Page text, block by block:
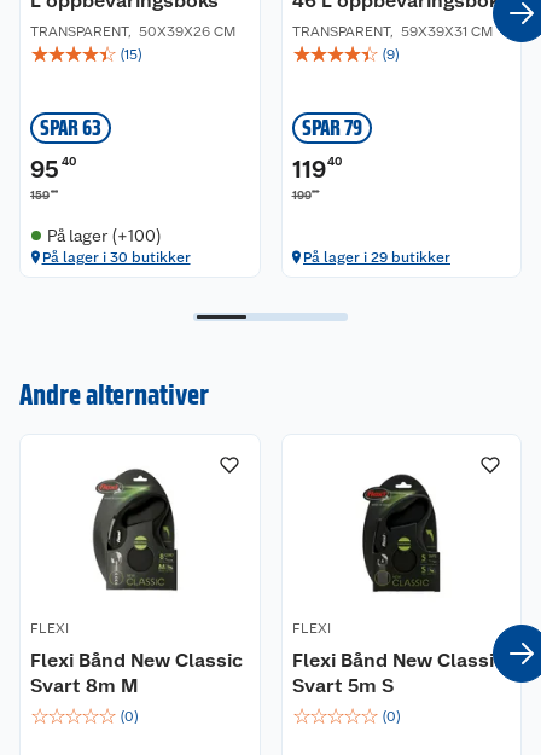
TRANSPARENT, 50X39X26 CM
☆☆☆☆☆ (15)
SPAR 63
95 40
15900
På lager (+100)
På lager i 30 butikker
TRANSPARENT, 59X39X31 CM
☆☆☆☆☆ (9)
SPAR 79
11940
19900
På lager i 29 butikker
Andre alternativer
FLEXI
Flexi Bånd New Classic
Svart 8m M
☆☆☆☆☆ (0)
FLEXI
Flexi Bånd New Classic
Svart 5m S
☆☆☆☆☆ (0)
Om oss
Våre butikker
Våre merkevarer
Coop kjeder
Ledige stillinger
Kontakt oss
Reklamasjon og garanti
Ofte stilte spørsmål
Betalingsalternativer
Leveringsalternativer
Åpent kjøp